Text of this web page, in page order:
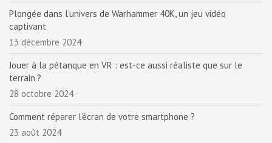
Plongée dans l’univers de Warhammer 40K, un jeu vidéo
captivant
13 décembre 2024
Jouer à la pétanque en VR : est-ce aussi réaliste que sur le
terrain ?
28 octobre 2024
Comment réparer l’écran de votre smartphone ?
23 août 2024